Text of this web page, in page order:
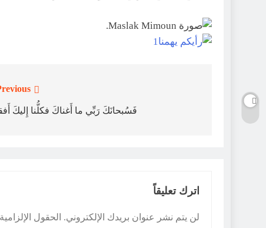
فَسُبحانَكَ رَبِّي ما أَغناكَ فكلُّنا إِليكَ
اترك تعليقاً
لن يتم نشر عنوان بريدك الإلكتروني. الحقول